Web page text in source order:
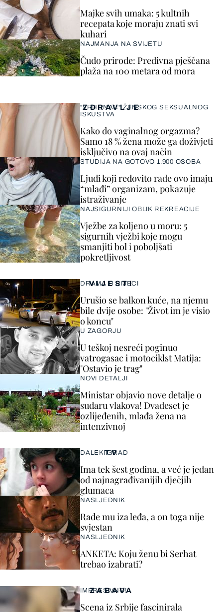
VIJESTI
DRAMA U RIJECI
Urušio se balkon kuće, na njemu
bile dvije osobe: "Život im je visio
o koncu"
U ZAGORJU
U teškoj nesreći poginuo
vatrogasac i motociklst Matija:
"Ostavio je trag"
NOVI DETALJI
Ministar objavio nove detalje o
sudaru vlakova! Dvadeset je
ozlijeđenih, mlađa žena na
intenzivnoj
ZDRAVLJE
"VRHUNAC" ŽENSKOG SEKSUALNOG
ISKUSTVA
Kako do vaginalnog orgazma?
Samo 18 % žena može ga doživjeti
isključivo na ovaj način
STUDIJA NA GOTOVO 1.900 OSOBA
Ljudi koji redovito rade ovo imaju
“mlađi” organizam, pokazuje
istraživanje
NAJSIGURNIJI OBLIK REKREACIJE
Vježbe za koljeno u moru: 5
sigurnih vježbi koje mogu
smanjiti bol i poboljšati
pokretljivost
ZABAVA
IMPRESIVNO!
Scena iz Srbije fascinirala
TV
DALEKI GRAD
Ima tek šest godina, a već je jedan
od najnagrađivanijih dječjih
glumaca
NASLJEDNIK
Rade mu iza leđa, a on toga nije
svjestan
NASLJEDNIK
ANKETA: Koju ženu bi Serhat
trebao izabrati?
Majke svih umaka: 5 kultnih
recepata koje moraju znati svi
kuhari
NAJMANJA NA SVIJETU
Čudo prirode: Predivna pješčana
plaža na 100 metara od mora